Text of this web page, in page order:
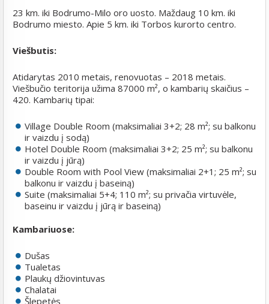
23 km. iki Bodrumo-Milo oro uosto. Maždaug 10 km. iki
Bodrumo miesto. Apie 5 km. iki Torbos kurorto centro.
Viešbutis:
Atidarytas 2010 metais, renovuotas – 2018 metais.
Viešbučio teritorija užima 87000 m², o kambarių skaičius –
420. Kambarių tipai:
Village Double Room (maksimaliai 3+2; 28 m²; su balkonu
ir vaizdu į sodą)
Hotel Double Room (maksimaliai 3+2; 25 m²; su balkonu
ir vaizdu į jūrą)
Double Room with Pool View (maksimaliai 2+1; 25 m²; su
balkonu ir vaizdu į baseiną)
Suite (maksimaliai 5+4; 110 m²; su privačia virtuvėle,
baseinu ir vaizdu į jūrą ir baseiną)
Kambariuose:
Dušas
Tualetas
Plaukų džiovintuvas
Chalatai
Šlepetės